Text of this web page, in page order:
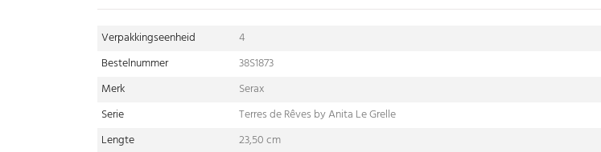
Verpakkingseenheid
4
Bestelnummer
38S1873
Merk
Serax
Serie
Terres de Rêves by Anita Le Grelle
Lengte
23,50 cm